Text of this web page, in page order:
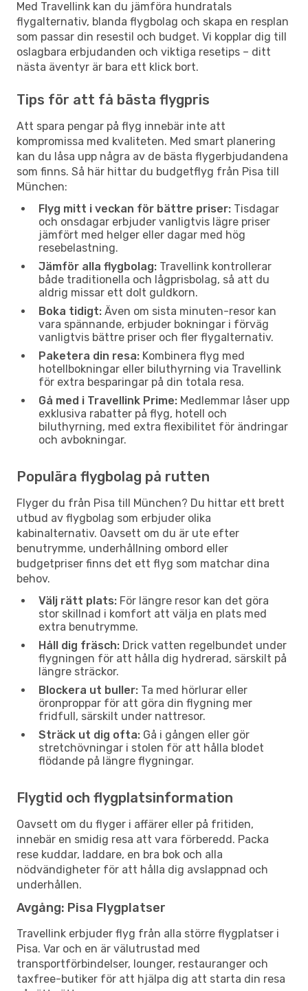
Med Travellink kan du jämföra hundratals
flygalternativ, blanda flygbolag och skapa en resplan
som passar din resestil och budget. Vi kopplar dig till
oslagbara erbjudanden och viktiga resetips – ditt
nästa äventyr är bara ett klick bort.
Tips för att få bästa flygpris
Att spara pengar på flyg innebär inte att
kompromissa med kvaliteten. Med smart planering
kan du låsa upp några av de bästa flygerbjudandena
som finns. Så här hittar du budgetflyg från Pisa till
München:
Flyg mitt i veckan för bättre priser: Tisdagar
och onsdagar erbjuder vanligtvis lägre priser
jämfört med helger eller dagar med hög
resebelastning.
Jämför alla flygbolag: Travellink kontrollerar
både traditionella och lågprisbolag, så att du
aldrig missar ett dolt guldkorn.
Boka tidigt: Även om sista minuten-resor kan
vara spännande, erbjuder bokningar i förväg
vanligtvis bättre priser och fler flygalternativ.
Paketera din resa: Kombinera flyg med
hotellbokningar eller biluthyrning via Travellink
för extra besparingar på din totala resa.
Gå med i Travellink Prime: Medlemmar låser upp
exklusiva rabatter på flyg, hotell och
biluthyrning, med extra flexibilitet för ändringar
och avbokningar.
Populära flygbolag på rutten
Flyger du från Pisa till München? Du hittar ett brett
utbud av flygbolag som erbjuder olika
kabinalternativ. Oavsett om du är ute efter
benutrymme, underhållning ombord eller
budgetpriser finns det ett flyg som matchar dina
behov.
Välj rätt plats: För längre resor kan det göra
stor skillnad i komfort att välja en plats med
extra benutrymme.
Håll dig fräsch: Drick vatten regelbundet under
flygningen för att hålla dig hydrerad, särskilt på
längre sträckor.
Blockera ut buller: Ta med hörlurar eller
öronproppar för att göra din flygning mer
fridfull, särskilt under nattresor.
Sträck ut dig ofta: Gå i gången eller gör
stretchövningar i stolen för att hålla blodet
flödande på längre flygningar.
Flygtid och flygplatsinformation
Oavsett om du flyger i affärer eller på fritiden,
innebär en smidig resa att vara förberedd. Packa
rese kuddar, laddare, en bra bok och alla
nödvändigheter för att hålla dig avslappnad och
underhållen.
Avgång: Pisa Flygplatser
Travellink erbjuder flyg från alla större flygplatser i
Pisa. Var och en är välutrustad med
transportförbindelser, lounger, restauranger och
taxfree-butiker för att hjälpa dig att starta din resa